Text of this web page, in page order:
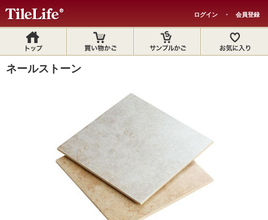
ログイン ・ 会員登録
ネールストーン